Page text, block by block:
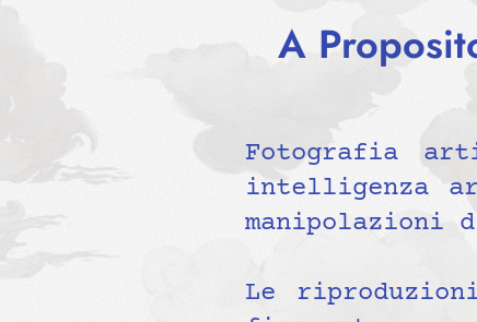
A
Fotografia
intelligenza
manipolazioni
Le